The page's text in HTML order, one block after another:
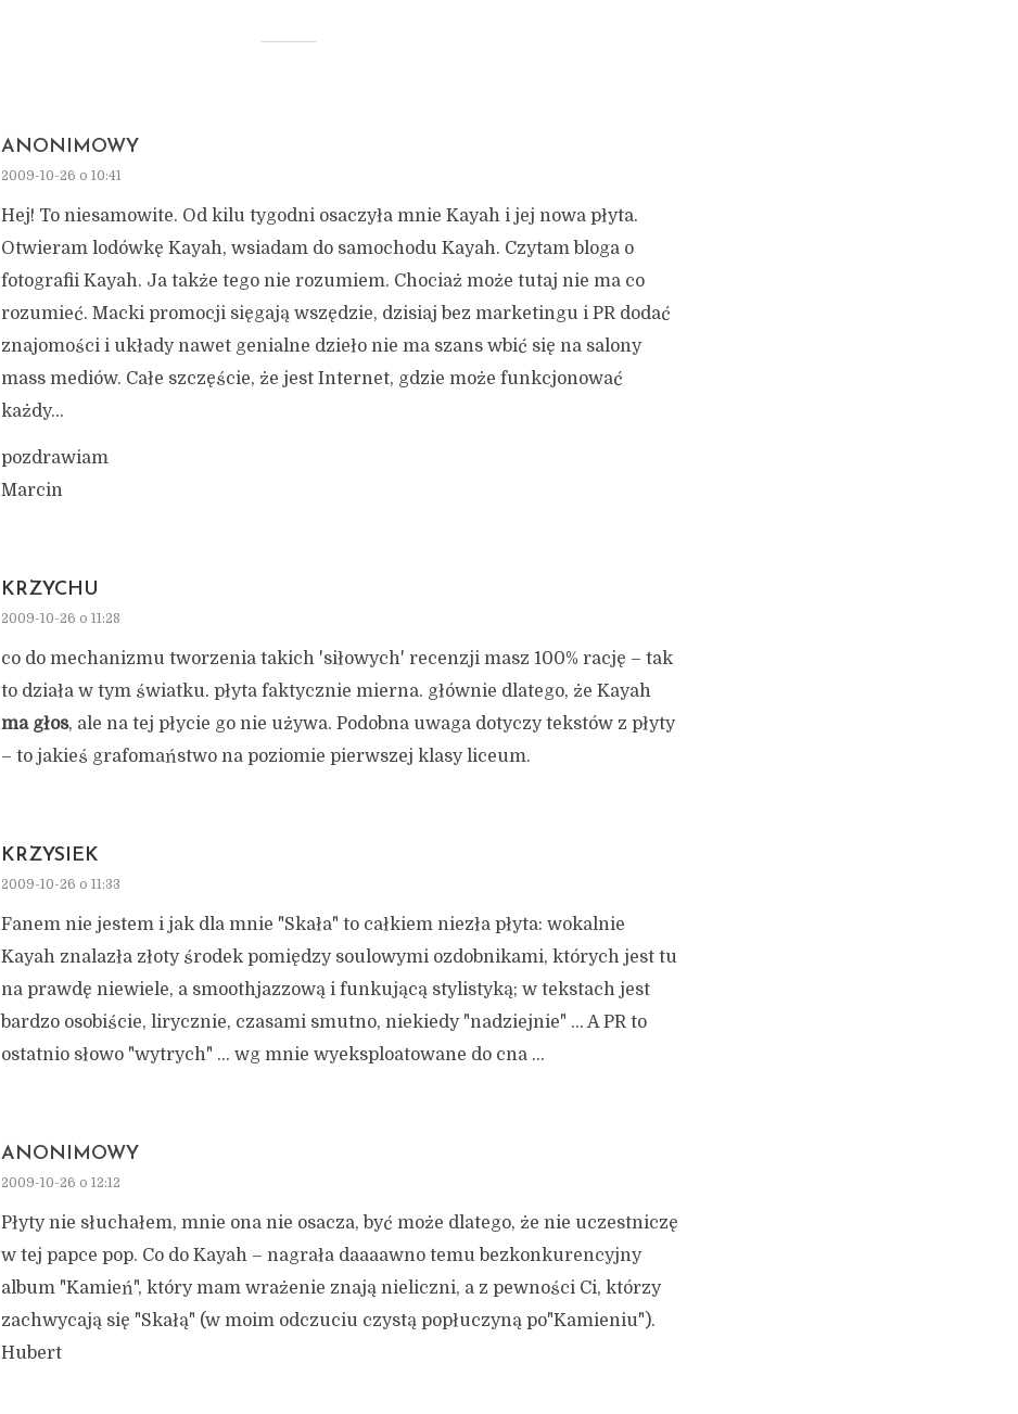
ANONIMOWY
2009-10-26 o 10:41
Hej! To niesamowite. Od kilu tygodni osaczyła mnie Kayah i jej nowa płyta.
Otwieram lodówkę Kayah, wsiadam do samochodu Kayah. Czytam bloga o
fotografii Kayah. Ja także tego nie rozumiem. Chociaż może tutaj nie ma co
rozumieć. Macki promocji sięgają wszędzie, dzisiaj bez marketingu i PR dodać
znajomości i układy nawet genialne dzieło nie ma szans wbić się na salony
mass mediów. Całe szczęście, że jest Internet, gdzie może funkcjonować
każdy…
pozdrawiam
Marcin
KRZYCHU
2009-10-26 o 11:28
co do mechanizmu tworzenia takich 'siłowych' recenzji masz 100% rację – tak
to działa w tym światku. płyta faktycznie mierna. głównie dlatego, że Kayah
ma głos, ale na tej płycie go nie używa. Podobna uwaga dotyczy tekstów z płyty
– to jakieś grafomaństwo na poziomie pierwszej klasy liceum.
KRZYSIEK
2009-10-26 o 11:33
Fanem nie jestem i jak dla mnie "Skała" to całkiem niezła płyta: wokalnie
Kayah znalazła złoty środek pomiędzy soulowymi ozdobnikami, których jest tu
na prawdę niewiele, a smoothjazzową i funkującą stylistyką; w tekstach jest
bardzo osobiście, lirycznie, czasami smutno, niekiedy "nadziejnie" … A PR to
ostatnio słowo "wytrych" … wg mnie wyeksploatowane do cna …
ANONIMOWY
2009-10-26 o 12:12
Płyty nie słuchałem, mnie ona nie osacza, być może dlatego, że nie uczestniczę
w tej papce pop. Co do Kayah – nagrała daaaawno temu bezkonkurencyjny
album "Kamień", który mam wrażenie znają nieliczni, a z pewności Ci, którzy
zachwycają się "Skałą" (w moim odczuciu czystą popłuczyną po"Kamieniu").
Hubert